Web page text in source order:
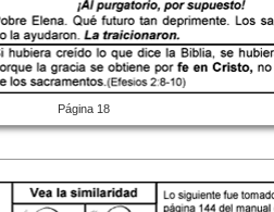
Página 18